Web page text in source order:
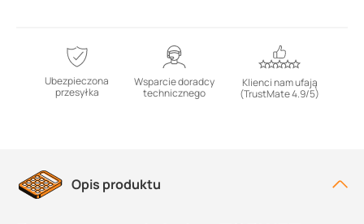
Ubezpieczona
przesyłka
Wsparcie doradcy
technicznego
Klienci nam ufają
(TrustMate 4.9/5)
Opis produktu